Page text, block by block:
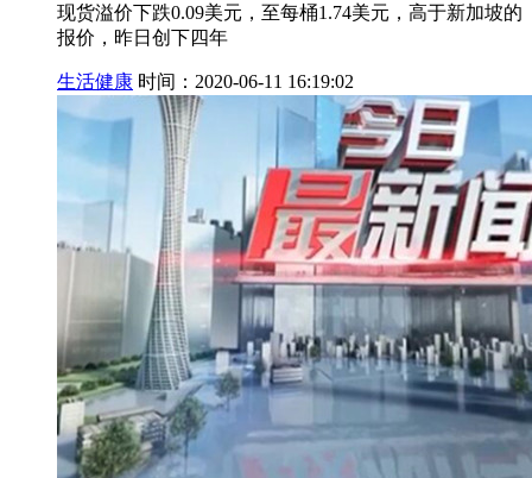
现货溢价下跌0.09美元，至每桶1.74美元，高于新加坡的
报价，昨日创下四年
生活健康 时间：2020-06-11 16:19:02